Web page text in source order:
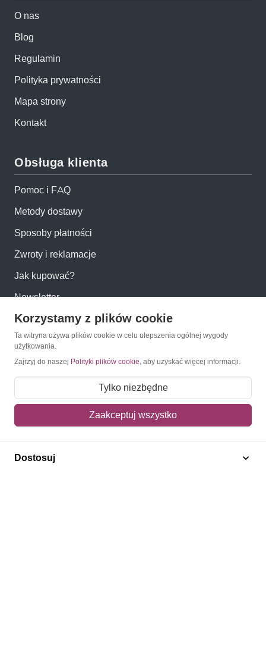
O nas
Blog
Regulamin
Polityka prywatności
Mapa strony
Kontakt
Obsługa klienta
Pomoc i FAQ
Metody dostawy
Sposoby płatności
Zwroty i reklamacje
Jak kupować?
Newsletter
Konto
Moje konto
Mój koszyk
Adres dostawy
Korzystamy z plików cookie
Ta witryna używa plików cookie w celu ulepszenia ogólnej wygody
użytkowania.
Zajrzyj do naszej Polityki plików cookie, aby uzyskać więcej informacji.
Tylko niezbędne
Zaakceptuj wszystko
Dostosuj